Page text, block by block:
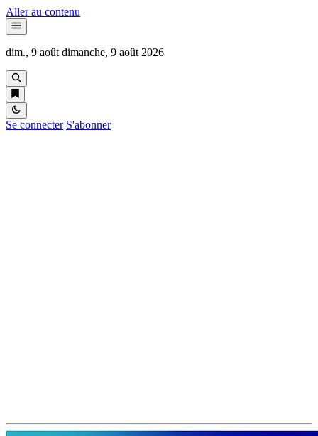
Aller au contenu
dim., 9 août dimanche, 9 août 2026
Se connecter S'abonner